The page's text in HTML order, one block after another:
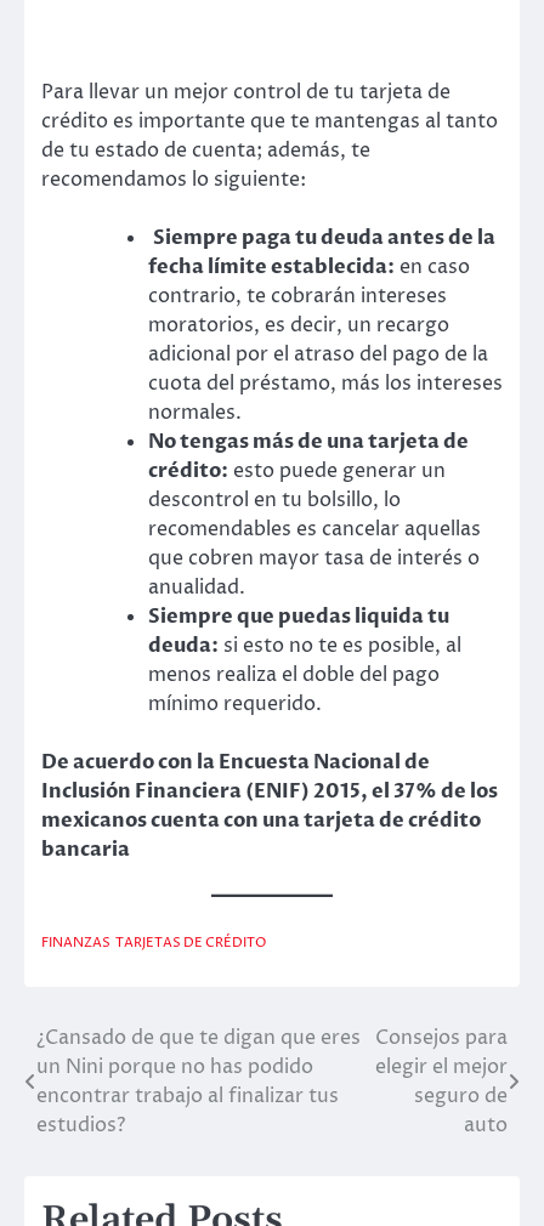
Para llevar un mejor control de tu tarjeta de
crédito es importante que te mantengas al tanto
de tu estado de cuenta; además, te
recomendamos lo siguiente:
Siempre paga tu deuda antes de la
fecha límite establecida: en caso
contrario, te cobrarán intereses
moratorios, es decir, un recargo
adicional por el atraso del pago de la
cuota del préstamo, más los intereses
normales.
No tengas más de una tarjeta de
crédito: esto puede generar un
descontrol en tu bolsillo, lo
recomendables es cancelar aquellas
que cobren mayor tasa de interés o
anualidad.
Siempre que puedas liquida tu
deuda: si esto no te es posible, al
menos realiza el doble del pago
mínimo requerido.
De acuerdo con la Encuesta Nacional de
Inclusión Financiera (ENIF) 2015, el 37% de los
mexicanos cuenta con una tarjeta de crédito
bancaria
FINANZAS TARJETAS DE CRÉDITO
Post
navigation
¿Cansado de que te digan que eres
un Nini porque no has podido
encontrar trabajo al finalizar tus
estudios?
Consejos para
elegir el mejor
seguro de
auto